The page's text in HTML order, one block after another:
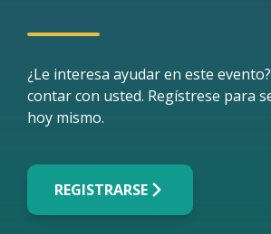
¿Le interesa ayudar en este
contar con usted. Regístrese para
hoy mismo.
REGISTRARSE